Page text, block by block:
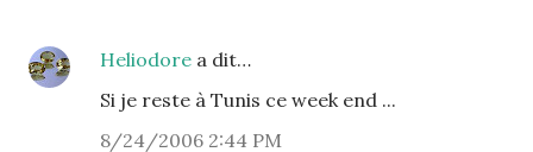
Heliodore a dit…
Si je reste à Tunis ce week end ...
8/24/2006 2:44 PM